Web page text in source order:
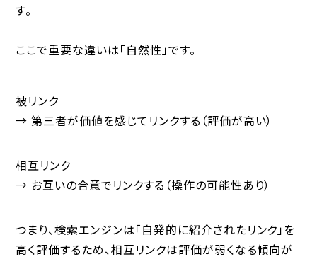
す。
ここで重要な違いは「自然性」です。
被リンク
→ 第三者が価値を感じてリンクする（評価が高い）
相互リンク
→ お互いの合意でリンクする（操作の可能性あり）
つまり、検索エンジンは「自発的に紹介されたリンク」を
高く評価するため、相互リンクは評価が弱くなる傾向が